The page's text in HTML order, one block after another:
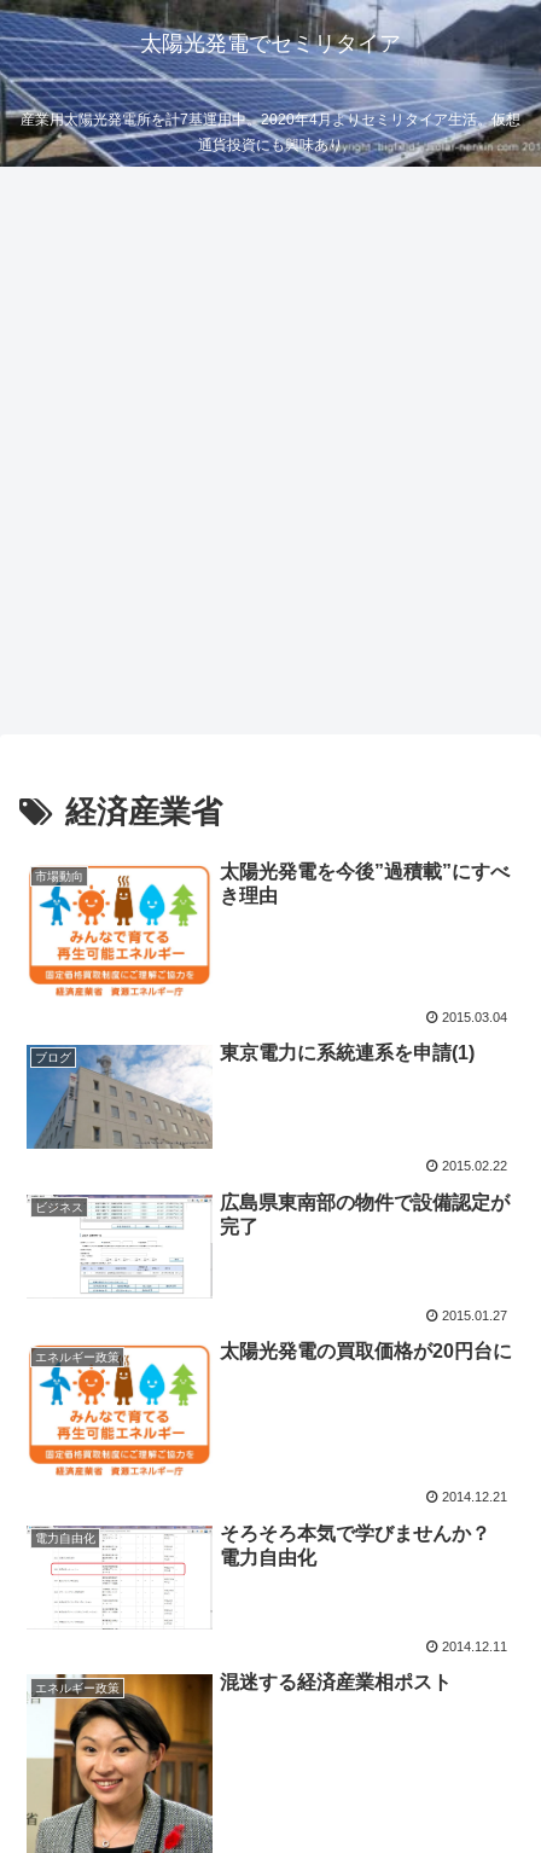
太陽光発電でセミリタイア
産業用太陽光発電所を計7基運用中。2020年4月よりセミリタイア生活。仮想
通貨投資にも興味あり
経済産業省
市場動向
太陽光発電を今後”過積載”にすべ
き理由
2015.03.04
ブログ 東京電力に系統連系を申請(1)
2015.02.22
ビジネス
広島県東南部の物件で設備認定が
完了
2015.01.27
エネルギー政策 太陽光発電の買取価格が20円台に
2014.12.21
電力自由化
そろそろ本気で学びませんか？
電力自由化
2014.12.11
エネルギー政策 混迷する経済産業相ポスト